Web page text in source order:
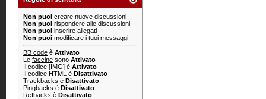
Non puoi creare nuove discussioni
Non puoi rispondere alle discussioni
Non puoi inserire allegati
Non puoi modificare i tuoi messaggi
BB code è Attivato
Le faccine sono Attivato
Il codice [IMG] è Attivato
Il codice HTML è Disattivato
Trackbacks è Disattivato
Pingbacks è Disattivato
Refbacks è Disattivato